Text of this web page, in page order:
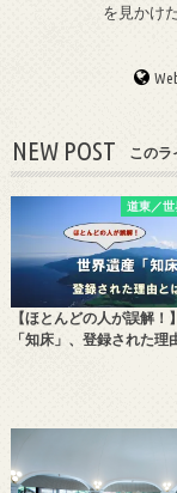
を見かけ
NEW POST このラ
道東／
【ほとんどの人が誤解！
「知床」、登録された理